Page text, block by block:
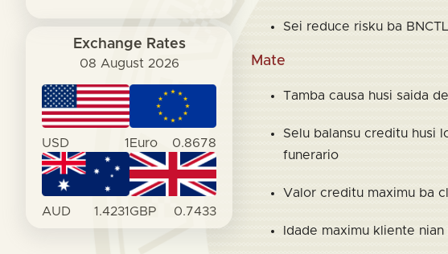
Exchange Rates
08 August 2026
USD 1 Euro 0.8678
AUD 1.4231GBP 0.7433
Sei reduce risku ba BNCTL
Mate
Tamba causa husi saida
Selu balansu creditu husi
funerario
Valor creditu maximu ba
Idade maximu kliente nian